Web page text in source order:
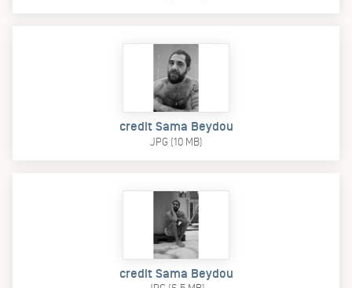
credit Sama Beydou
JPG (10 MB)
credit Sama Beydou